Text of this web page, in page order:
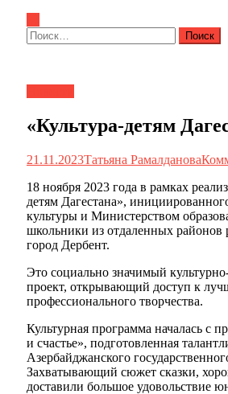
Найти:
«Культура-детям
21.11.2023Татьяна Рамалданова
18 ноября 2023 года в рамках
детям Дагестана»,
культуры и Министерством
школьники из отдаленных районов
город Дербент.
Это социально значимый
проект, открывающий доступ к
профессионального творчества.
Культурная программа началась с
и счастье», подготовленная
Азербайджанского
Захватывающий сюжет сказки,
доставили большое удовольствие